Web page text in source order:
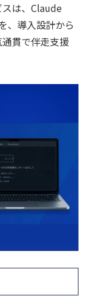
は、Claude
、導入設計から
貫で伴走支援